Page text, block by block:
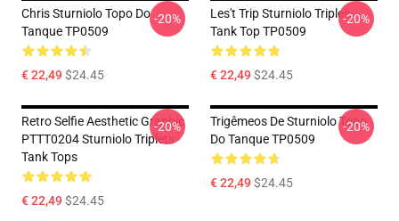
Chris Sturniolo Topo Do
Tanque TP0509
€ 22,49$24.45
-20%
Les't Trip Sturniolo Triples
Tank Top TP0509
€ 22,49$24.45
-20%
Retro Selfie Aesthetic Graphic
PTTT0204 Sturniolo Triplets
Tank Tops
€ 22,49$24.45
-20%
Trigêmeos De Sturniolo Topo
Do Tanque TP0509
€ 22,49$24.45
-20%